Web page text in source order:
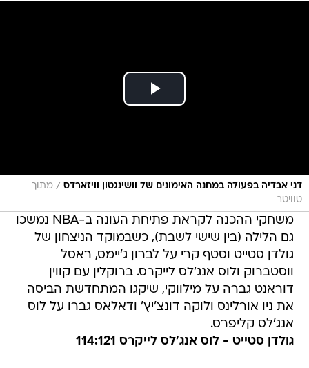
דני אבדיה בפעולה במחנה האימונים של וושינגטון וויזארדס / מתוך
טוויטר
משחקי ההכנה לקראת פתיחת העונה ב-NBA נמשכו
גם הלילה (בין שישי לשבת), כשבמוקד הניצחון של
גולדן סטייט וסטף קרי על לברון ג'יימס, ראסל
ווסטברוק ולוס אנג'לס לייקרס. ברוקלין עם קווין
דוראנט גברה על מילווקי, שיקגו המתחדשת הביסה
את ניו אורלינס ולוקה דונצ'יץ' ודאלאס גברו על לוס
אנג'לס קליפרס.
גולדן סטייט - לוס אנג'לס לייקרס 114:121